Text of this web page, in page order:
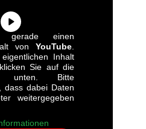
gerade einen
von YouTube.
Inhalt
Sie auf die
unten. Bitte
dass dabei Daten
weitergegeben